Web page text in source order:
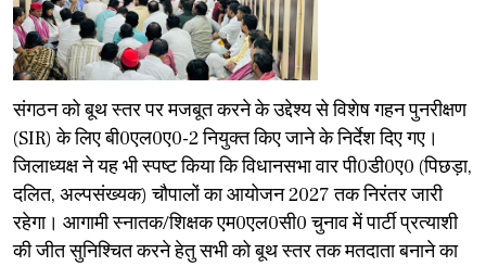
​संगठन को बूथ स्तर पर मजबूत करने के उद्देश्य से विशेष गहन पुनरीक्षण
(SIR) के लिए बी0एल0ए0-2 नियुक्त किए जाने के निर्देश दिए गए।
जिलाध्यक्ष ने यह भी स्पष्ट किया कि विधानसभा वार पी0डी0ए0 (पिछड़ा,
दलित, अल्पसंख्यक) चौपालों का आयोजन 2027 तक निरंतर जारी
रहेगा। आगामी स्नातक/शिक्षक एम0एल0सी0 चुनाव में पार्टी प्रत्याशी
की जीत सुनिश्चित करने हेतु सभी को बूथ स्तर तक मतदाता बनाने का